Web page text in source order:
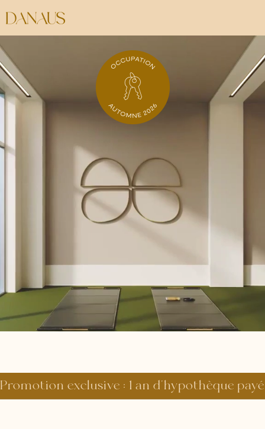
Promotion exclusive : 1 an d'hypothèque